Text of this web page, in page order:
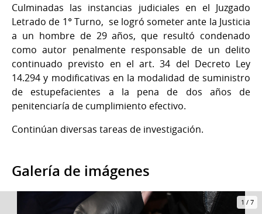
Culminadas las instancias judiciales en el Juzgado
Letrado de 1° Turno, se logró someter ante la Justicia
a un hombre de 29 años, que resultó condenado
como autor penalmente responsable de un delito
continuado previsto en el art. 34 del Decreto Ley
14.294 y modificativas en la modalidad de suministro
de estupefacientes a la pena de dos años de
penitenciaría de cumplimiento efectivo.
Continúan diversas tareas de investigación.
Galería de imágenes
1 / 7